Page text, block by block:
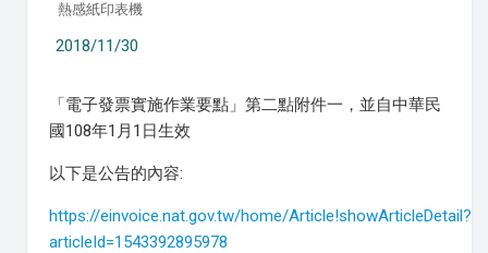
熱感紙印表機
2018/11/30
「電子發票實施作業要點」第二點附件一，並自中華民
國108年1月1日生效
以下是公告的內容:
https://einvoice.nat.gov.tw/home/Article!showArticleDetail?
articleId=1543392895978